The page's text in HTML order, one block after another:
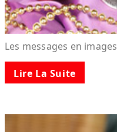
Les messages en images
Lire La Suite